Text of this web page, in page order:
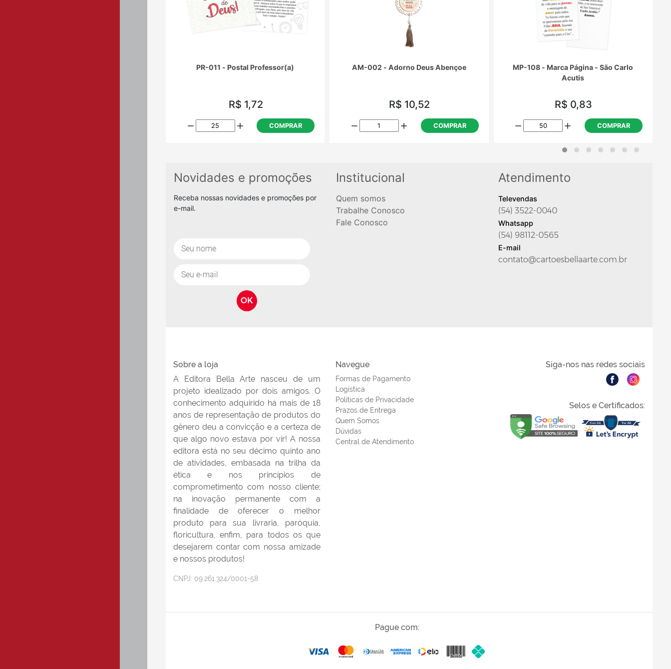
PR-011 - Postal Professor(a)
R$ 1,72
COMPRAR
AM-002 - Adorno Deus Abençoe
R$ 10,52
COMPRAR
MP-108 - Marca Página - São Carlo
Acutis
R$ 0,83
COMPRAR
Novidades e promoções
Receba nossas novidades e promoções por
e-mail.
OK
Institucional
Quem somos
Trabalhe Conosco
Fale Conosco
Atendimento
Televendas
(54) 3522-0040
Whatsapp
(54) 98112-0565
E-mail
contato@cartoesbellaarte.com.br
Sobre a loja
A Editora Bella Arte nasceu de um
projeto idealizado por dois amigos. O
conhecimento adquirido há mais de 18
anos de representação de produtos do
gênero deu a convicção e a certeza de
que algo novo estava por vir! A nossa
editora está no seu décimo quinto ano
de atividades, embasada na trilha da
ética e nos princípios de
comprometimento com nosso cliente;
na inovação permanente com a
finalidade de oferecer o melhor
produto para sua livraria, paróquia,
floricultura, enfim, para todos os que
desejarem contar com nossa amizade
e nossos produtos!
CNPJ: 09.261.324/0001-58
Navegue
Formas de Pagamento
Logística
Políticas de Privacidade
Prazos de Entrega
Quem Somos
Dúvidas
Central de Atendimento
Siga-nos nas redes sociais
Selos e Certificados:
Pague com: